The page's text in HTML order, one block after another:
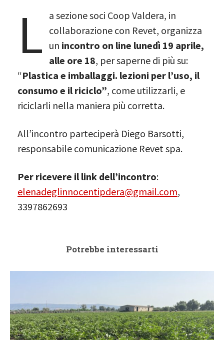
L a sezione soci Coop Valdera, in
collaborazione con Revet, organizza
un incontro on line lunedì 19 aprile,
alle ore 18, per saperne di più su:
“Plastica e imballaggi. lezioni per l’uso, il
consumo e il riciclo”, come utilizzarli, e
riciclarli nella maniera più corretta.
All’incontro parteciperà Diego Barsotti,
responsabile comunicazione Revet spa.
Per ricevere il link dell’incontro:
elenadeglinnocentipdera@gmail.com,
3397862693
Potrebbe interessarti